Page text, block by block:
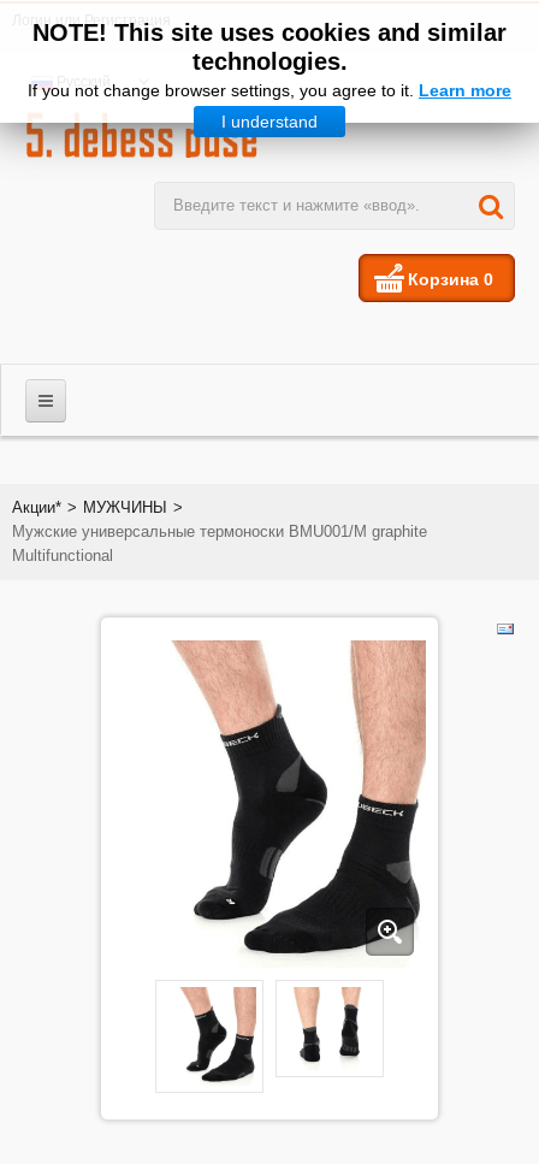
NOTE! This site uses cookies and similar
technologies.
If you not change browser settings, you agree to it. Learn more
I understand
Логин илиРегистрация
Русский
Корзина 0
ЖЕНЩИНЫ
Акции* > МУЖЧИНЫ >
Мужские универсальные термоноски BMU001/М graphite
Multifunctional